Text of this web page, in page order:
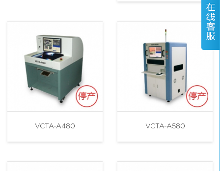
VCTA-A480 VCTA-A580